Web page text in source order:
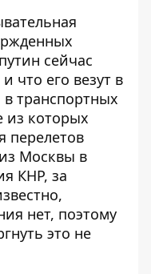
сейчас
что его везут в
транспортных
из которых
перелетов
Москвы в
КНР, за
нет, поэтому
это не